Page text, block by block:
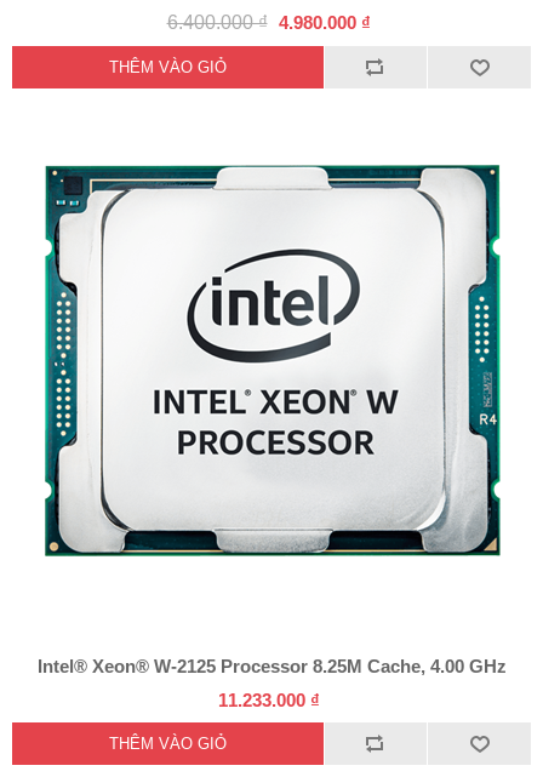
6.400.000 ₫ 4.980.000 ₫
Intel® Xeon® W-2125 Processor 8.25M Cache, 4.00 GHz
11.233.000 ₫